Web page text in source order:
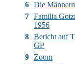
6 Die
7 Familia
1956
8 Bericht auf
GP
9
Zoom